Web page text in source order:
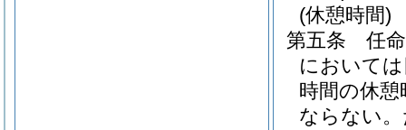
(休憩時間)
第五条
任
において
時間の休
ならない。